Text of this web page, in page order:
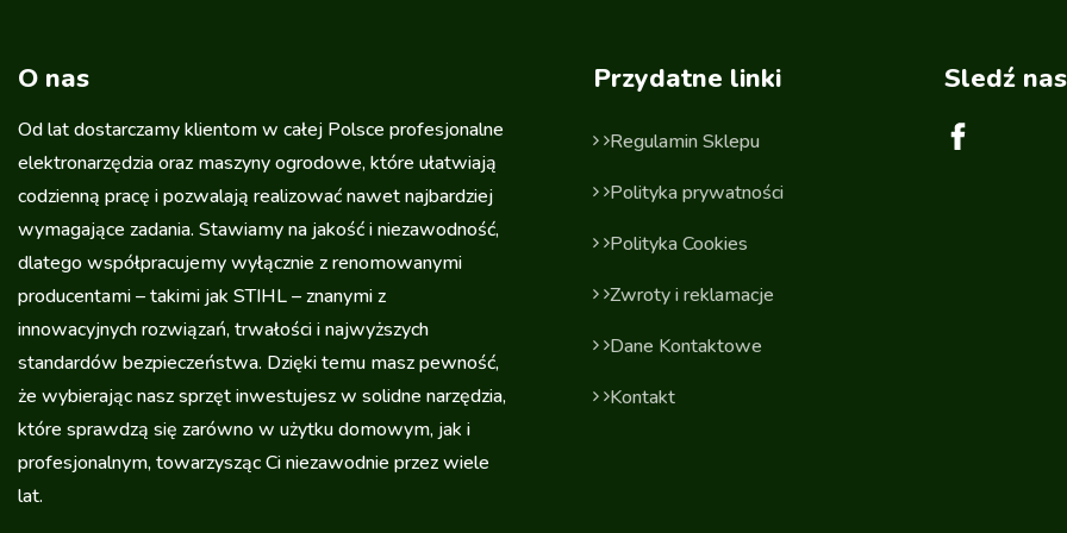
O nas
Od lat dostarczamy klientom w całej Polsce profesjonalne
elektronarzędzia oraz maszyny ogrodowe, które ułatwiają
codzienną pracę i pozwalają realizować nawet najbardziej
wymagające zadania. Stawiamy na jakość i niezawodność,
dlatego współpracujemy wyłącznie z renomowanymi
producentami – takimi jak STIHL – znanymi z
innowacyjnych rozwiązań, trwałości i najwyższych
standardów bezpieczeństwa. Dzięki temu masz pewność,
że wybierając nasz sprzęt inwestujesz w solidne narzędzia,
które sprawdzą się zarówno w użytku domowym, jak i
profesjonalnym, towarzysząc Ci niezawodnie przez wiele
lat.
Przydatne linki
Regulamin Sklepu
Polityka prywatności
Polityka Cookies
Zwroty i reklamacje
Dane Kontaktowe
Kontakt
Sledź